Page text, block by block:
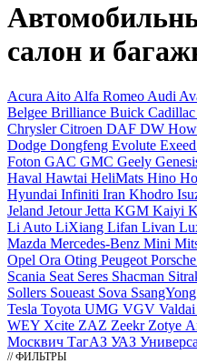
салон и
Acura Aito Alfa Romeo Audi
Belgee Brilliance Buick Cadillac
ChryslerCitroen DAF DW
Dodge Dongfeng Evolute Exeed
Foton GAC GMC Geely
Haval Hawtai HeliMats Hino
Hyundai Infiniti Iran Khodro
Jeland JetourJetta KGM Kaiyi
Li Auto LiXiang Lifan Livan
Mazda Mercedes-Benz Mini
Opel Ora Oting Peugeot Porsche
Scania Seat Seres Shacman
Sollers Soueast Sova SsangYong
Tesla Toyota UMG VGV Valdai
WEY Xcite ZAZ Zeekr Zotye
Москвич ТагАЗ УАЗ
// ФИЛЬТРЫ